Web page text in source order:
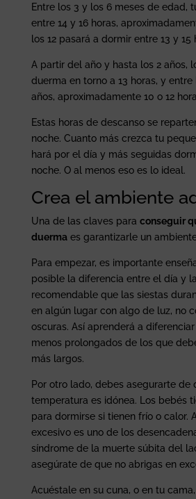
Entre los 3 y los 6 meses de edad,
entre 14 y 16 horas,
los 12 pasará a dormir entre 13 y 15
A partir del año y hasta los 2 años,
duerma en torno a 13 horas, y entre
años, aproximadamente 10 o 12
Estas horas de descanso se
noche. Cuanto más crezca tu
hará por el día y más seguidas
noche. O al menos eso es lo ideal.
Crea el ambiente
Una de las claves para conseguir
duermaes garantizarle un
Para empezar, es importante
posible la diferencia entre el día y
recomendable que las siestas
en algún lugar con algo de luz, no
oscuras. Así aprenderá a
menos prolongados de los que
más largos.
Por otro lado, debes asegurarte de
temperatura es idónea. Los bebés
para dormirse si tienen frío o calor.
excesivo es uno de los
síndrome de la muerte súbita del
asegúrate de que no abrigas en
Acuéstale en su cuna, o en tu